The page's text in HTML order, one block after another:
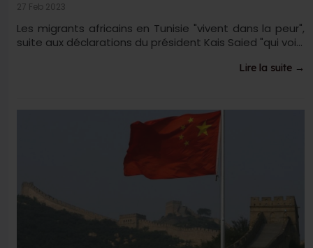
27 Feb 2023
Les migrants africains en Tunisie "vivent dans la peur",
suite aux déclarations du président Kais Saied "qui voi...
Lire la suite →